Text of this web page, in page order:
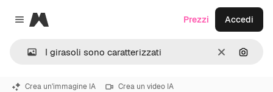
Close menu
Magnific
CancellaCerca
Prezzi Accedi
Crea un'immagine IA Crea un video IA